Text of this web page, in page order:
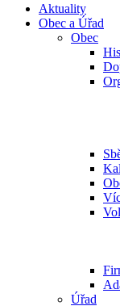
Aktuality
Obec a Úřad
Obec
Úřad